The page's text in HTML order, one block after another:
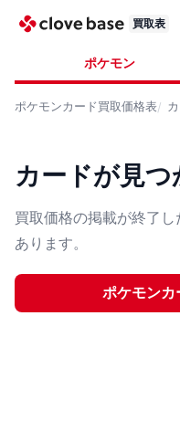
買取表
ポケモン
ポケモンカード買取価格表
カードが見
買取価格の掲載が終了
あります。
ポケモンカ